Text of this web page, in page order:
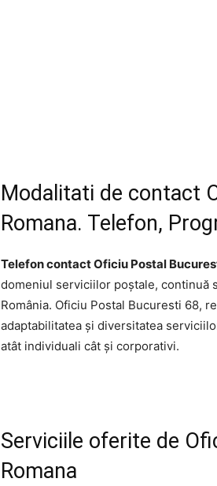
Modalitati de contact
Romana. Telefon,
Telefon contact Oficiu Postal
domeniul serviciilor poștale, continuă
România. Oficiu Postal Bucuresti 68,
adaptabilitatea și diversitatea
atât individuali cât și corporativi.
Serviciile oferite de
Romana